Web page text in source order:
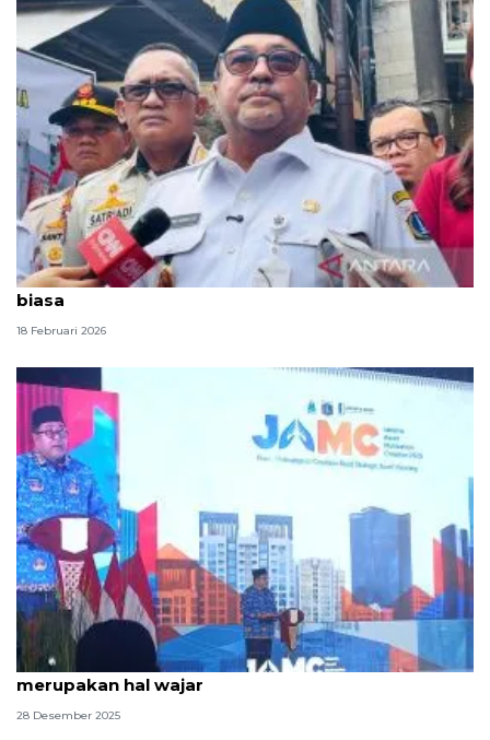
Rano sebut perbedaan awal puasa merupakan hal
biasa
18 Februari 2026
Rano Karno sebut ketidakpuasan terkait UMP
merupakan hal wajar
28 Desember 2025